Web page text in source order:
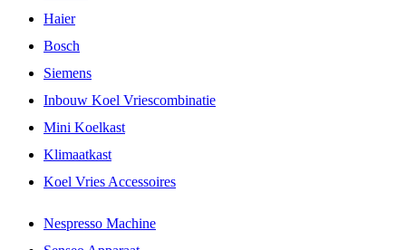
Haier
Bosch
Siemens
Inbouw Koel Vriescombinatie
Mini Koelkast
Klimaatkast
Koel Vries Accessoires
Nespresso Machine